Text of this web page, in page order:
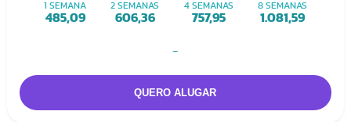
1 SEMANA
485,09
2 SEMANAS
606,36
4 SEMANAS
757,95
8 SEMANAS
1.081,59
-